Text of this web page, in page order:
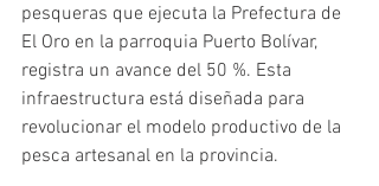
pesqueras que ejecuta la Prefectura de
El Oro en la parroquia Puerto Bolívar,
registra un avance del 50 %. Esta
infraestructura está diseñada para
revolucionar el modelo productivo de la
pesca artesanal en la provincia.